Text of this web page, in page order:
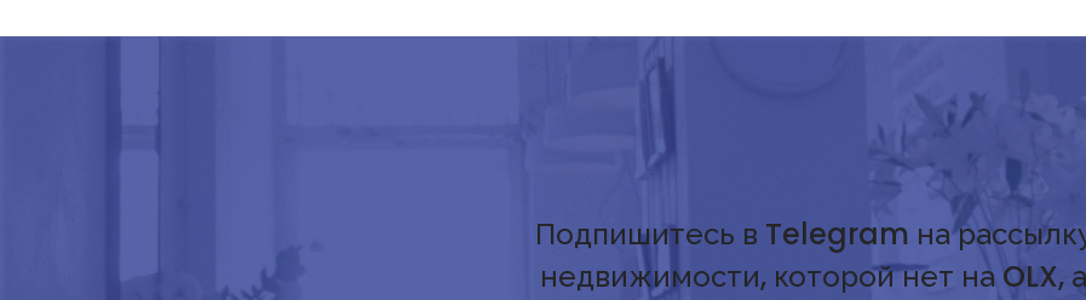
Подпишитесь в Telegram на
недвижимости, которой нет на OLX, а